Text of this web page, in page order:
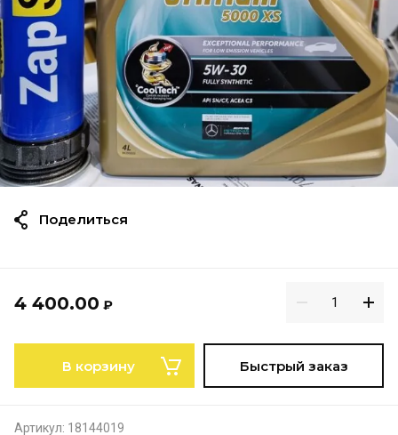
4 400.00 ₽
В корзину Быстрый заказ
Артикул: 18144019
Поделиться